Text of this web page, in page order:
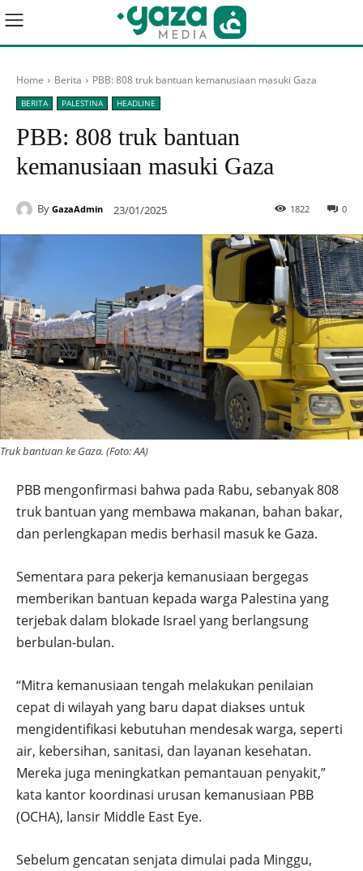
Home Berita PBB: 808 truk bantuan kemanusiaan masuki Gaza
BERITA PALESTINA HEADLINE
PBB: 808 truk bantuan
kemanusiaan masuki Gaza
By GazaAdmin 23/01/2025 0
1822
Truk bantuan ke Gaza. (Foto: AA)
PBB mengonfirmasi bahwa pada Rabu, sebanyak 808
truk bantuan yang membawa makanan, bahan bakar,
dan perlengkapan medis berhasil masuk ke Gaza.
Sementara para pekerja kemanusiaan bergegas
memberikan bantuan kepada warga Palestina yang
terjebak dalam blokade Israel yang berlangsung
berbulan-bulan.
“Mitra kemanusiaan tengah melakukan penilaian
cepat di wilayah yang baru dapat diakses untuk
mengidentifikasi kebutuhan mendesak warga, seperti
air, kebersihan, sanitasi, dan layanan kesehatan.
Mereka juga meningkatkan pemantauan penyakit,”
kata kantor koordinasi urusan kemanusiaan PBB
(OCHA), lansir Middle East Eye.
Sebelum gencatan senjata dimulai pada Minggu,